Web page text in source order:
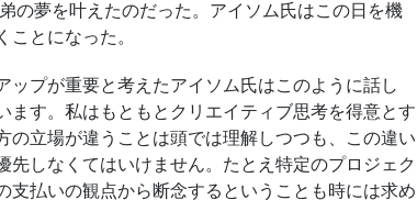
の夢を叶えたのだった。アイソム氏はこの日を機
とになった。
プが重要と考えたアイソム氏はこのように話し
す。私はもともとクリエイティブ思考を得意とす
の立場が違うことは頭では理解しつつも、この違い
しなくてはいけません。たとえ特定のプロジェク
支払いの観点から断念するということも時には求め